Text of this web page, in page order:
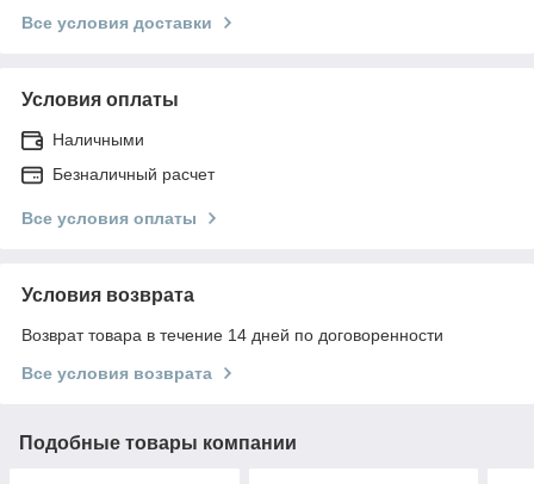
Все условия доставки
Условия оплаты
Наличными
Безналичный расчет
Все условия оплаты
Условия возврата
Возврат товара в течение 14 дней по договоренности
Все условия возврата
Подобные товары компании